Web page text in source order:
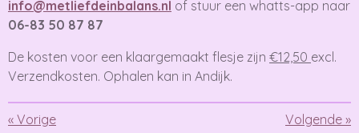
info@metliefdeinbalans.nl of stuur een whatts-app naar
06-83 50 87 87
De kosten voor een klaargemaakt flesje zijn €12,50 excl.
Verzendkosten. Ophalen kan in Andijk.
« Vorige Volgende »